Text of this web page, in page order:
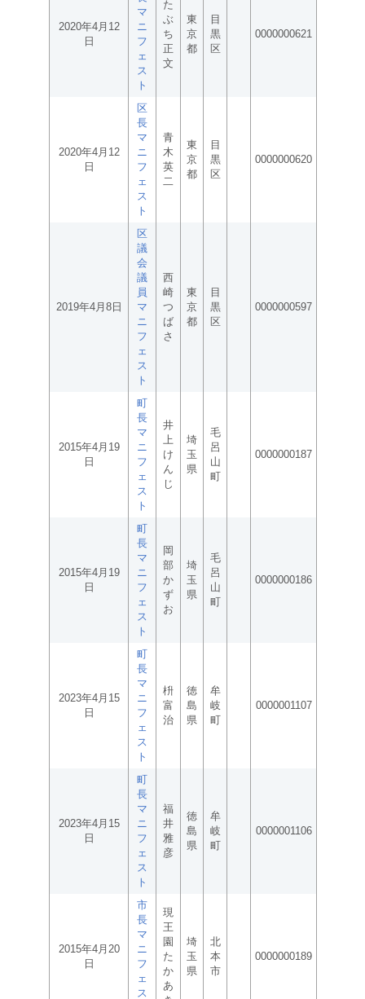
2020年4月12
日
マ
ニ
フ
ェ
ス
ト
た
ぶ
ち
正
文
東
京
都
目
黒
区
0000000621
2020年4月12
日
区
長
マ
ニ
フ
ェ
ス
ト
青
木
英
二
東
京
都
目
黒
区
0000000620
2019年4月8日
区
議
会
議
員
マ
ニ
フ
ェ
ス
ト
西
崎
つ
ば
さ
東
京
都
目
黒
区
0000000597
2015年4月19
日
町
長
マ
ニ
フ
ェ
ス
ト
井
上
け
ん
じ
埼
玉
県
毛
呂
山
町
0000000187
2015年4月19
日
町
長
マ
ニ
フ
ェ
ス
ト
岡
部
か
ず
お
埼
玉
県
毛
呂
山
町
0000000186
2023年4月15
日
町
長
マ
ニ
フ
ェ
ス
ト
枡
富
治
徳
島
県
牟
岐
町
0000001107
2023年4月15
日
町
長
マ
ニ
フ
ェ
ス
ト
福
井
雅
彦
徳
島
県
牟
岐
町
0000001106
2015年4月20
日
市
長
マ
ニ
フ
ェ
ス
現
王
園
た
か
あ
埼
玉
県
北
本
市
0000000189